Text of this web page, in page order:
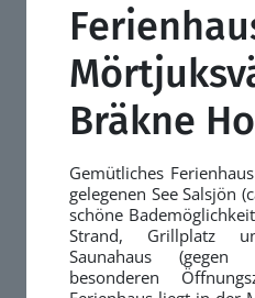
Bräkne
Gemütliches
gelegenen See Salsjön
schöne
Strand, Grillplatz
Saunahaus
besonderen